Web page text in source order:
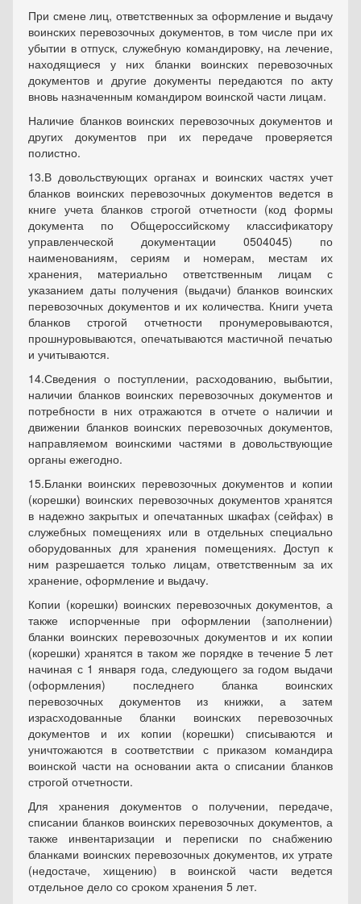
При смене лиц, ответственных за оформление и выдачу
воинских перевозочных документов, в том числе при их
убытии в отпуск, служебную командировку, на лечение,
находящиеся у них бланки воинских перевозочных
документов и другие документы передаются по акту
вновь назначенным командиром воинской части лицам.
Наличие бланков воинских перевозочных документов и
других документов при их передаче проверяется
полистно.
13.В довольствующих органах и воинских частях учет
бланков воинских перевозочных документов ведется в
книге учета бланков строгой отчетности (код формы
документа по Общероссийскому классификатору
управленческой документации 0504045) по
наименованиям, сериям и номерам, местам их
хранения, материально ответственным лицам с
указанием даты получения (выдачи) бланков воинских
перевозочных документов и их количества. Книги учета
бланков строгой отчетности пронумеровываются,
прошнуровываются, опечатываются мастичной печатью
и учитываются.
14.Сведения о поступлении, расходованию, выбытии,
наличии бланков воинских перевозочных документов и
потребности в них отражаются в отчете о наличии и
движении бланков воинских перевозочных документов,
направляемом воинскими частями в довольствующие
органы ежегодно.
15.Бланки воинских перевозочных документов и копии
(корешки) воинских перевозочных документов хранятся
в надежно закрытых и опечатанных шкафах (сейфах) в
служебных помещениях или в отдельных специально
оборудованных для хранения помещениях. Доступ к
ним разрешается только лицам, ответственным за их
хранение, оформление и выдачу.
Копии (корешки) воинских перевозочных документов, а
также испорченные при оформлении (заполнении)
бланки воинских перевозочных документов и их копии
(корешки) хранятся в таком же порядке в течение 5 лет
начиная с 1 января года, следующего за годом выдачи
(оформления) последнего бланка воинских
перевозочных документов из книжки, а затем
израсходованные бланки воинских перевозочных
документов и их копии (корешки) списываются и
уничтожаются в соответствии с приказом командира
воинской части на основании акта о списании бланков
строгой отчетности.
Для хранения документов о получении, передаче,
списании бланков воинских перевозочных документов, а
также инвентаризации и переписки по снабжению
бланками воинских перевозочных документов, их утрате
(недостаче, хищению) в воинской части ведется
отдельное дело со сроком хранения 5 лет.